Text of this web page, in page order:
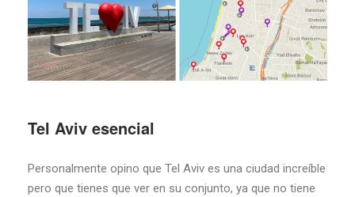
Tel Aviv esencial
Personalmente opino que Tel Aviv es una ciudad increíble
pero que tienes que ver en su conjunto, ya que no tiene